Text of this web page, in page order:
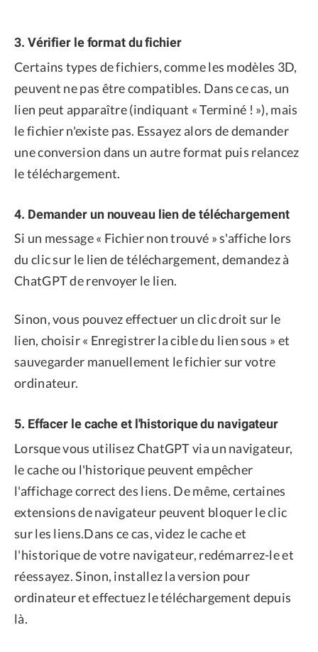
3. Vérifier le format du fichier
Certains types de fichiers, comme les modèles 3D,
peuvent ne pas être compatibles. Dans ce cas, un
lien peut apparaître (indiquant « Terminé ! »), mais
le fichier n'existe pas. Essayez alors de demander
une conversion dans un autre format puis relancez
le téléchargement.
4. Demander un nouveau lien de téléchargement
Si un message « Fichier non trouvé » s'affiche lors
du clic sur le lien de téléchargement, demandez à
ChatGPT de renvoyer le lien.
Sinon, vous pouvez effectuer un clic droit sur le
lien, choisir « Enregistrer la cible du lien sous » et
sauvegarder manuellement le fichier sur votre
ordinateur.
5. Effacer le cache et l'historique du navigateur
Lorsque vous utilisez ChatGPT via un navigateur,
le cache ou l'historique peuvent empêcher
l'affichage correct des liens. De même, certaines
extensions de navigateur peuvent bloquer le clic
sur les liens.Dans ce cas, videz le cache et
l'historique de votre navigateur, redémarrez-le et
réessayez. Sinon, installez la version pour
ordinateur et effectuez le téléchargement depuis
là.